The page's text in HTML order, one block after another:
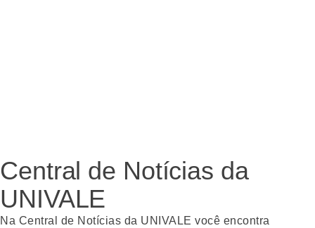
Central de Notícias da
UNIVALE
Na Central de Notícias da UNIVALE você encontra